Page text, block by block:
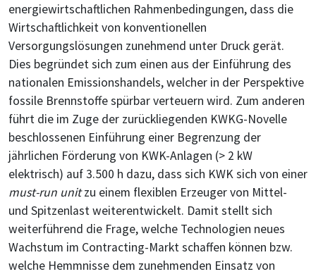
energiewirtschaftlichen Rahmenbedingungen, dass die
Wirtschaftlichkeit von konventionellen
Versorgungslösungen zunehmend unter Druck gerät.
Dies begründet sich zum einen aus der Einführung des
nationalen Emissionshandels, welcher in der Perspektive
fossile Brennstoffe spürbar verteuern wird. Zum anderen
führt die im Zuge der zurückliegenden KWKG-Novelle
beschlossenen Einführung einer Begrenzung der
jährlichen Förderung von KWK-Anlagen (> 2 kW
elektrisch) auf 3.500 h dazu, dass sich KWK sich von einer
must-run unitzu einem flexiblen Erzeuger von Mittel-
und Spitzenlast weiterentwickelt. Damit stellt sich
weiterführend die Frage, welche Technologien neues
Wachstum im Contracting-Markt schaffen können bzw.
welche Hemmnisse dem zunehmenden Einsatz von